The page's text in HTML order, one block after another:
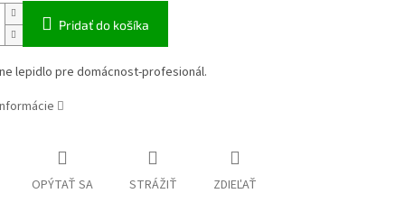
Pridať do košíka
lepidlo pre domácnost-profesionál.
OPÝTAŤ SA STRÁŽIŤ ZDIEĽAŤ